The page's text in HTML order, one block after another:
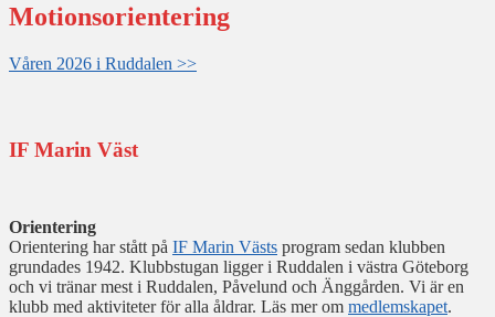
Motionsorientering
Våren 2026 i Ruddalen >>
IF Marin Väst
Orientering
Orientering har stått på IF Marin Västs program sedan klubben
grundades 1942. Klubbstugan ligger i Ruddalen i västra Göteborg
och vi tränar mest i Ruddalen, Påvelund och Änggården. Vi är en
klubb med aktiviteter för alla åldrar. Läs mer om medlemskapet.